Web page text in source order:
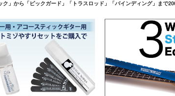
ク」から「ピックガード」「トラスロッド」「バインディング」まで